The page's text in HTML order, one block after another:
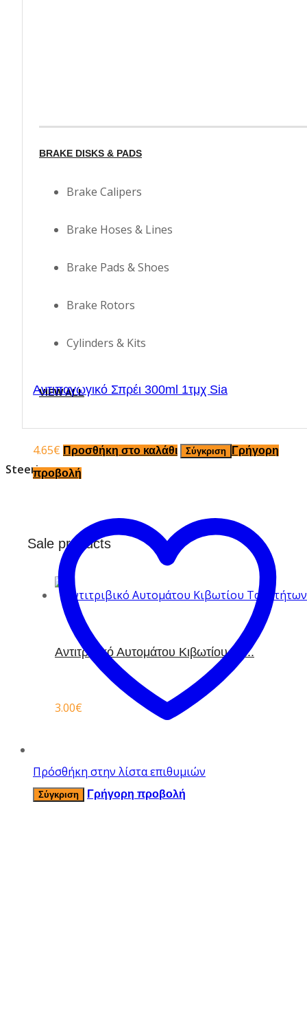
BRAKE DISKS & PADS
Brake Calipers
Brake Hoses & Lines
Brake Pads & Shoes
Brake Rotors
Cylinders & Kits
VIEW ALL
Steering
Sale products
Aντιτριβικό Αυτομάτου Κιβωτίου Τα...
3.00€
Αντιπαγωγικό Σπρέι 300ml 1τμχ Sia
4.65€ Προσθήκη στο καλάθι Σύγκριση
Γρήγορη
προβολή
Πρόσθήκη στην λίστα επιθυμιών
Σύγκριση Γρήγορη προβολή